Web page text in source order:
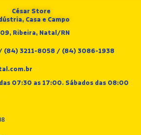
César Store
Casa e Campo
Ribeira, Natal/RN
(84) 3211-8058 / (84) 3086-1938
07:30 as 17:00. Sábados das 08:00